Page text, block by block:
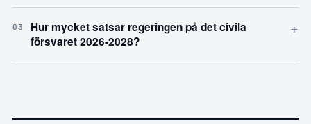
03
Hur mycket satsar regeringen på det civila
försvaret 2026-2028?
+